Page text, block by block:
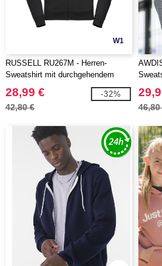
W1
RUSSELL RU267M - Herren-
Sweatshirt mit durchgehendem
Reißverschluss
28,99 €
42,80 €
-32%
46,80